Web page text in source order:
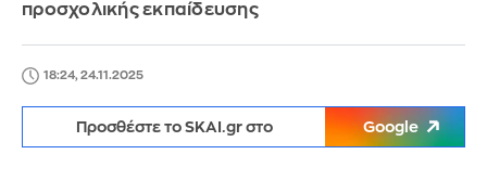
προσχολικής εκπαίδευσης
18:24, 24.11.2025
Προσθέστε το SKAI.gr στο Google